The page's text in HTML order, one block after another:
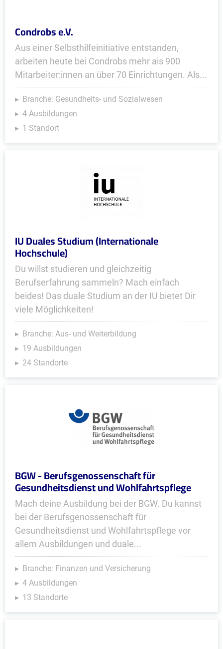
Condrobs e.V.
Aus einer Selbsthilfeinitiative entstanden,
arbeiten heute bei Condrobs mehr ais 900
Mitarbeiter:innen an über 70 Einrichtungen. Als...
Branche: Gesundheits- und Sozialwesen
4 Ausbildungen
1 Standort
IU Duales Studium (Internationale
Hochschule)
Du willst studieren und gleichzeitig
Berufserfahrung sammeln? Mach einfach
beides! Das duale Studium an der IU bietet Dir
viele Möglichkeiten!
Branche: Aus- und Weiterbildung
19 Ausbildungen
24 Standorte
BGW - Berufsgenossenschaft für
Gesundheitsdienst und Wohlfahrtspflege
Mach deine Ausbildung bei der BGW. Du kannst
bei der Berufsgenossenschaft für
Gesundheitsdienst und Wohlfahrtspflege vor
allem Ausbildungen und duale...
Branche: Finanzen und Versicherung
4 Ausbildungen
13 Standorte